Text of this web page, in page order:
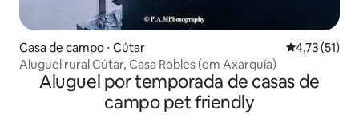
Casa de campo ⋅ Cútar 4,73 de uma
4,73 (51)
Aluguel rural Cútar, Casa Robles (em Axarquía)
Aluguel por temporada de casas de
campo pet friendly